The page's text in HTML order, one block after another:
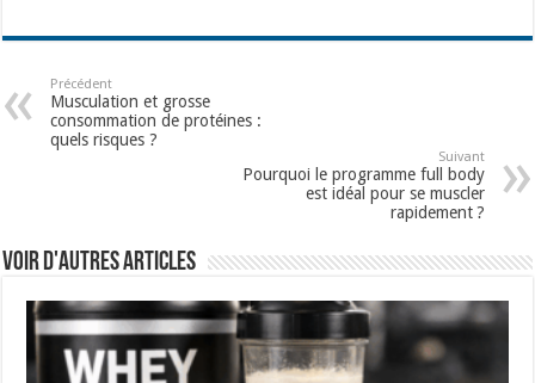
Précédent
Musculation et grosse
consommation de protéines :
quels risques ?
Suivant
Pourquoi le programme full body
est idéal pour se muscler
rapidement ?
Voir d'autres articles